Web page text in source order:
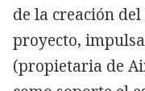
de la creación
proyecto,
(propietaria de